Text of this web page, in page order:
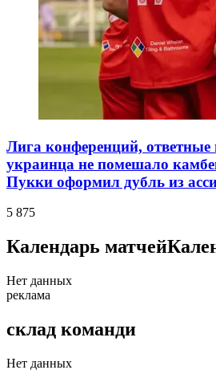
Лига конференций, ответные
украинца не помешало
Пукки оформил дубль из
5 875
Календарь матчей
Нет данных
реклама
склад команди
Нет данных